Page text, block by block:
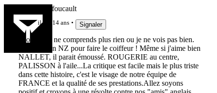
emmanuel.foucault
il y a 14 ans Signaler
Alors là, je ne comprends plus rien ou je ne vois pas bien.
Doussain en NZ pour faire le coiffeur ! Même si j'aime bien
NALLET, il parait émoussé. ROUGERIE au centre,
PALISSON à l'aile...La critique est facile mais le plus triste
dans cette histoire, c'est le visage de notre équipe de
FRANCE et la qualité de ses prestations.Allez soyons